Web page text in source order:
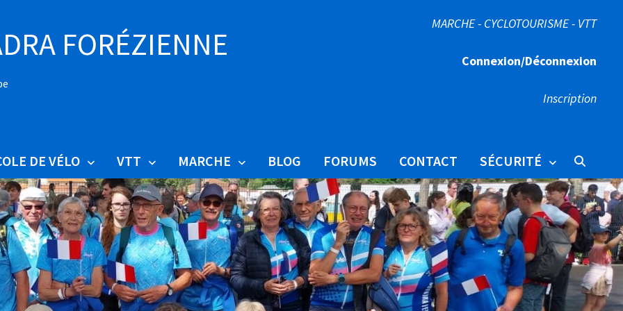
FORÉZIENNE
MARCHE - CYCLOTOURISME - VTT
Connexion/Déconnexion
Inscription
DE VÉLO VTT MARCHE BLOG FORUMS CONTACT SÉCURITÉ